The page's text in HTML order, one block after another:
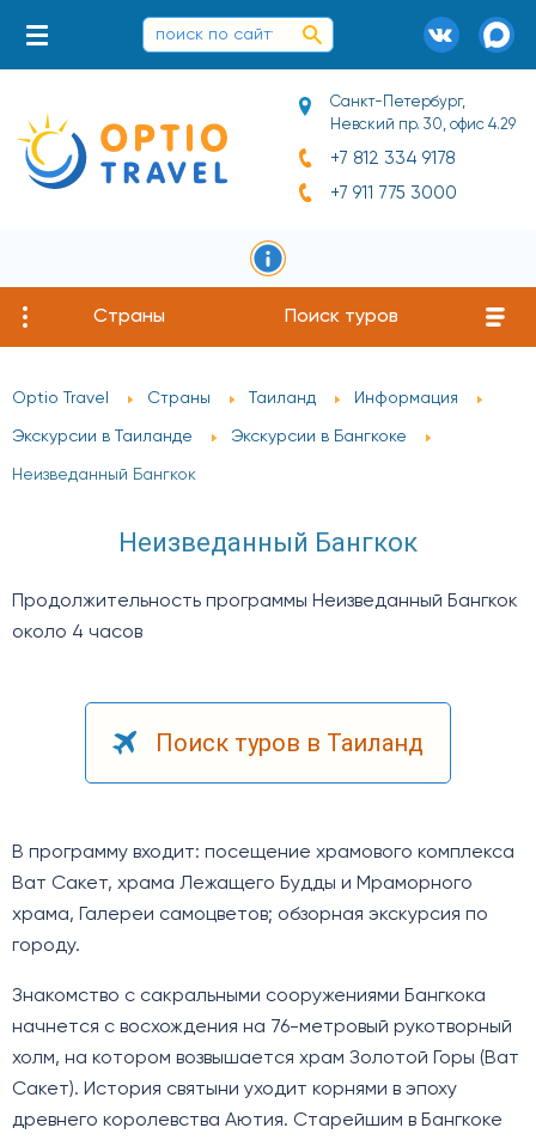
Санкт-Петербург,
Невский пр. 30, офис 4.29
+7 812 334 9178
+7 911 775 3000
Страны Поиск туров
Optio Travel Страны Таиланд Информация
Экскурсии в Таиланде Экскурсии в Бангкоке
Неизведанный Бангкок
Неизведанный Бангкок
Продолжительность программы Неизведанный Бангкок
около 4 часов
Поиск туров в Таиланд
В программу входит: посещение храмового комплекса
Ват Сакет, храма Лежащего Будды и Мраморного
храма, Галереи самоцветов; обзорная экскурсия по
городу.
Знакомство с сакральными сооружениями Бангкока
начнется с восхождения на 76-метровый рукотворный
холм, на котором возвышается храм Золотой Горы (Ват
Сакет). История святыни уходит корнями в эпоху
древнего королевства Аютия. Старейшим в Бангкоке